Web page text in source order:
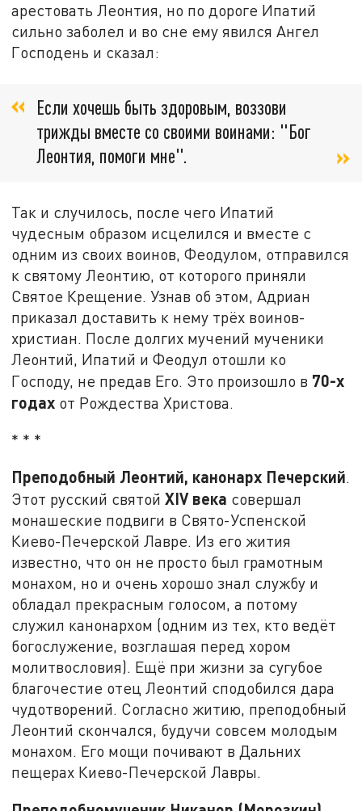
арестовать Леонтия, но по дороге Ипатий
сильно заболел и во сне ему явился Ангел
Господень и сказал:
Если хочешь быть здоровым, воззови
трижды вместе со своими воинами: "Бог
Леонтия, помоги мне".
Так и случилось, после чего Ипатий
чудесным образом исцелился и вместе с
одним из своих воинов, Феодулом, отправился
к святому Леонтию, от которого приняли
Святое Крещение. Узнав об этом, Адриан
приказал доставить к нему трёх воинов-
христиан. После долгих мучений мученики
Леонтий, Ипатий и Феодул отошли ко
Господу, не предав Его. Это произошло в 70-х
годах от Рождества Христова.
* * *
Преподобный Леонтий, канонарх Печерский.
Этот русский святойXIVвека совершал
монашеские подвиги в Свято-Успенской
Киево-Печерской Лавре. Из его жития
известно, что он не просто был грамотным
монахом, но и очень хорошо знал службу и
обладал прекрасным голосом, а потому
служил канонархом (одним из тех, кто ведёт
богослужение, возглашая перед хором
молитвословия). Ещё при жизни за сугубое
благочестие отец Леонтий сподобился дара
чудотворений. Согласно житию, преподобный
Леонтий скончался, будучи совсем молодым
монахом. Его мощи почивают в Дальних
пещерах Киево-Печерской Лавры.